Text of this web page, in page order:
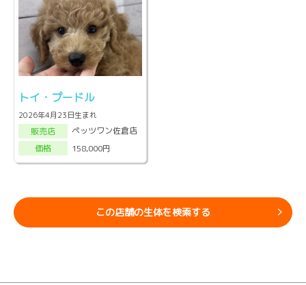
トイ・プードル
2026年4月23日生まれ
販売店
ペッツワン佐倉店
価格
158,000円
この店舗の生体を検索する